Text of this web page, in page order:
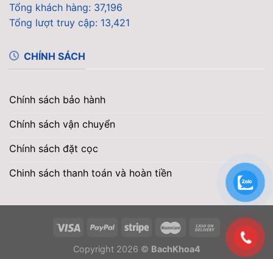
Tổng khách hàng: 37,196
Tổng lượt truy cập: 13,421
CHÍNH SÁCH
Chính sách bảo hành
Chính sách vận chuyển
Chính sách đặt cọc
Chinh sách thanh toán và hoàn tiền
Copyright 2026 © BachKhoa4